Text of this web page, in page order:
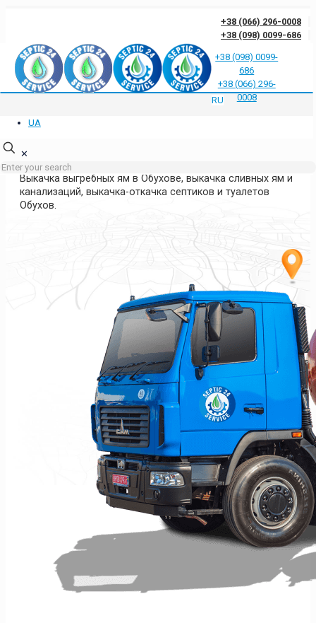
+38 (066) 296-0008
+38 (098) 0099-686
Отзывы клиентов о нас Ответы на частые вопросы Блог
Контакты
Политика конфиденциальности
+38 (098) 0099-
686
+38 (066) 296-
0008
RU
UA
✕
ВЫКАЧКА ЯМ ОБУХОВ
КИЕВСКАЯ ОБЛАСТЬ
Выкачка выгребных ям в Обухове, выкачка сливных ям и
канализаций, выкачка-откачка септиков и туалетов
Обухов.